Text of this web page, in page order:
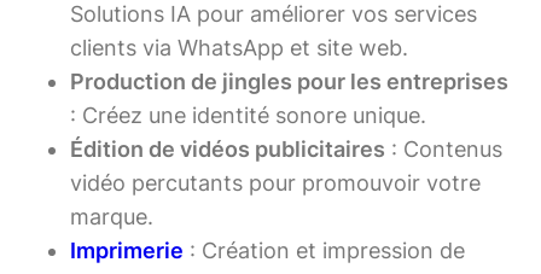
Solutions IA pour améliorer vos services
clients via WhatsApp et site web.
Production de jingles pour les entreprises
: Créez une identité sonore unique.
Édition de vidéos publicitaires : Contenus
vidéo percutants pour promouvoir votre
marque.
Imprimerie : Création et impression de